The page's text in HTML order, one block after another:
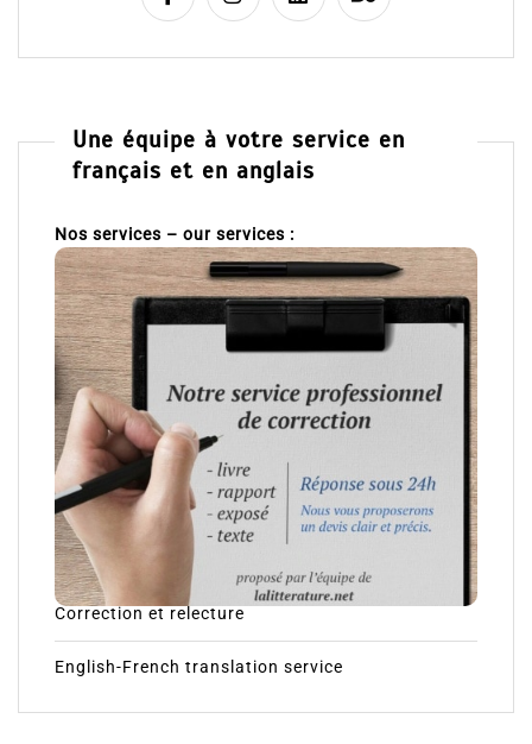
Une équipe à votre service en
français et en anglais
Nos services – our services :
Correction et relecture
English-French translation service